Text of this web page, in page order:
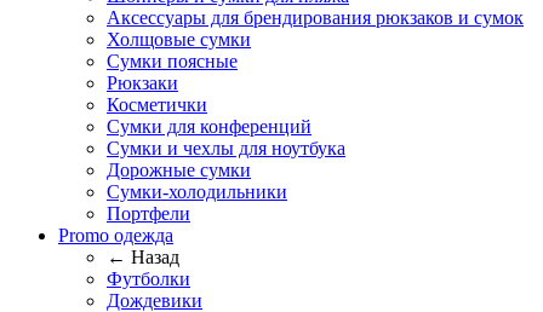
Аксессуары для брендирования рюкзаков и сумок
Холщовые сумки
Сумки поясные
Рюкзаки
Косметички
Сумки для конференций
Сумки и чехлы для ноутбука
Дорожные сумки
Сумки-холодильники
Портфели
Promo одежда
← Назад
Футболки
Дождевики